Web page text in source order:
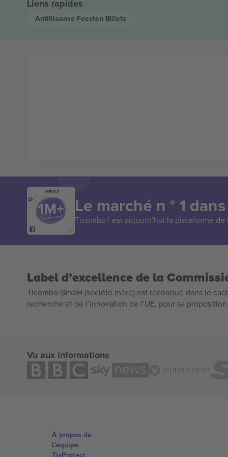
Liens rapides
Antilliaanse Feesten Billets
MERCI!
Le marché n ° 1
Ticombo® est aujourd’hui la plateforme
Label d’excellence de la
Ticombo GmbH (société mère) est reconnue dans le
recherche et de l’innovation de l’UE, pour sa
Vu aux informations
À propos de
L'équipe
TixProtect